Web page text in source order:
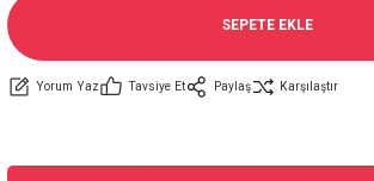
SEPETE EKLE
Yorum Yaz Tavsiye Et Paylaş Karşılaştır